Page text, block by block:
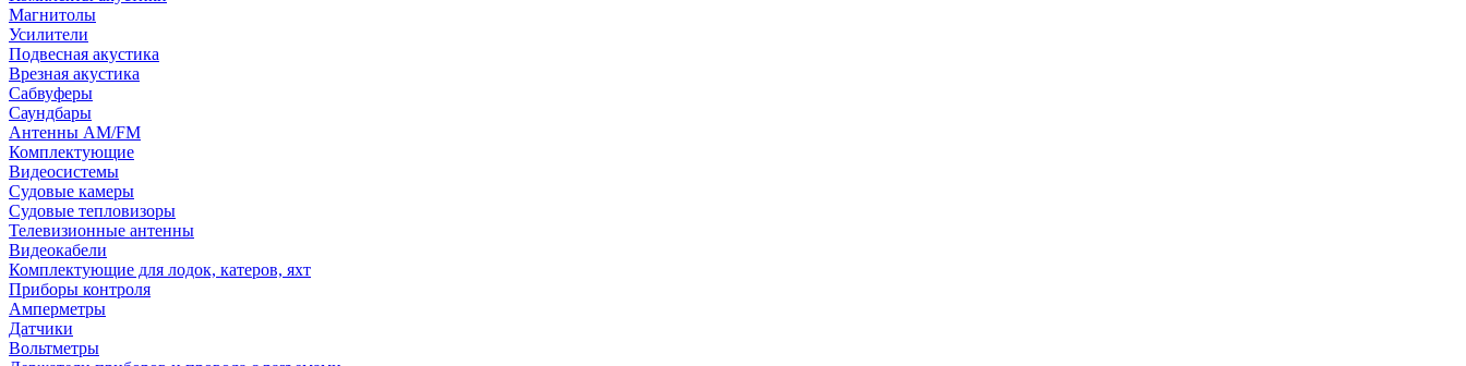
Магнитолы
Усилители
Подвесная акустика
Врезная акустика
Сабвуферы
Саундбары
Антенны AM/FM
Комплектующие
Видеосистемы
Судовые камеры
Cудовые тепловизоры
Телевизионные антенны
Видеокабели
Комплектующие для лодок, катеров, яхт
Приборы контроля
Амперметры
Датчики
Вольтметры